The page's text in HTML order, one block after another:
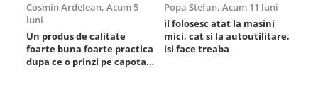
Cosmin Ardelean, Acum 5
luni
Un produs de calitate
foarte buna foarte practica
dupa ce o prinzi pe capota
Popa Stefan, Acum 11 luni
il folosesc atat la masini
mici, cat si la autoutilitare,
isi face treaba